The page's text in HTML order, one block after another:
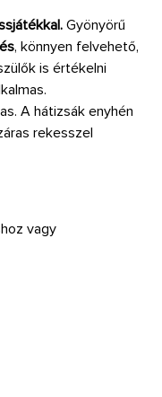
Gyönyörű
, könnyen felvehető,
is értékelni
A hátizsák enyhén
rekesszel
vagy